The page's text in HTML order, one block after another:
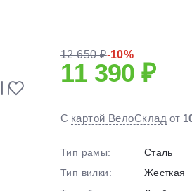
12 650 ₽-10%
11 390 ₽
С картой ВелоСклад от
Тип рамы:
Сталь
Тип вилки:
Жесткая